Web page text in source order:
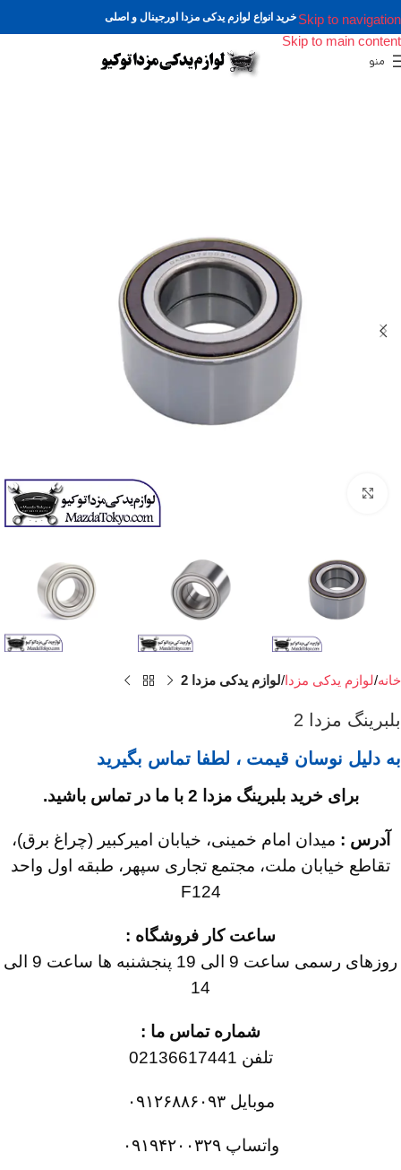
Skip to navigation
Skip to main content
خرید انواع لوازم یدکی مزدا اورجینال و اصلی
منو
خانه لوازم یدکی مزدا لوازم یدکی مزدا 2
بلبرینگ مزدا 2
به دلیل نوسان قیمت ، لطفا تماس بگیرید
برای خرید بلبرینگ مزدا 2 با ما در تماس باشید.
آدرس : میدان امام خمینی، خیابان امیرکبیر (چراغ برق)،
تقاطع خیابان ملت، مجتمع تجاری سپهر، طبقه اول واحد
F124
ساعت کار فروشگاه :
روزهای رسمی ساعت 9 الی 19 پنجشنبه ها ساعت 9 الی
14
شماره تماس ما :
تلفن 02136617441
موبایل ۰۹۱۲۶۸۸۶۰۹۳
واتساپ ۰۹۱۹۴۲۰۰۳۲۹